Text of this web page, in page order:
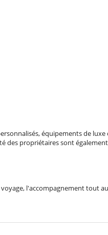
équipements de luxe
des propriétaires sont
l'accompagnement tout